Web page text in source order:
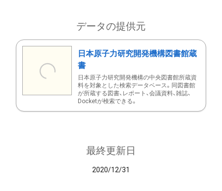
データの提供元
日本原子力研究開発機構図書館蔵
書
日本原子力研究開発機構の中央図書館所蔵資
料を対象とした検索データベース。同図書館
が所蔵する図書、レポート、会議資料、雑誌、
Docketが検索できる。
最終更新日
2020/12/31